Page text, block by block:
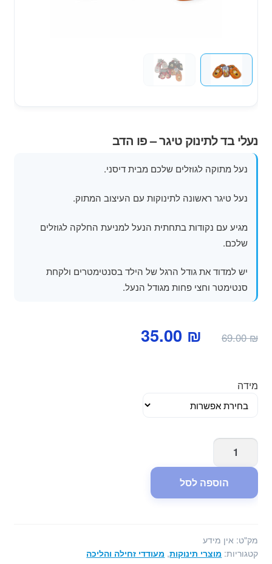
פופים
נעלי בד לתינוק טיגר – פו הדב
נעל מתוקה לגוזלים שלכם מבית דיסני.
נעל טיגר ראשונה לתינוקות עם העיצוב המתוק.
מגיע עם נקודות בתחתית הנעל למניעת החלקה לגוזלים
שלכם.
יש למדוד את גודל הרגל של הילד בסנטימטרים ולקחת
סנטימטר וחצי פחות מגודל הנעל.
69.00₪
המחיר35.00 ₪
המחיר
מידה
כמות
נעלי
בד
-
פו
הוספה לסל
מק"ט: אין מידע
קטגוריות: מוצרי תינוקות, מעודדי זחילה והליכה